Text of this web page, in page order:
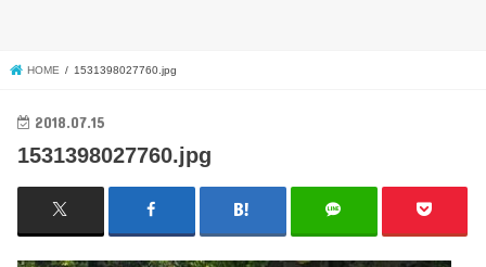
HOME 1531398027760.jpg
2018.07.15
1531398027760.jpg